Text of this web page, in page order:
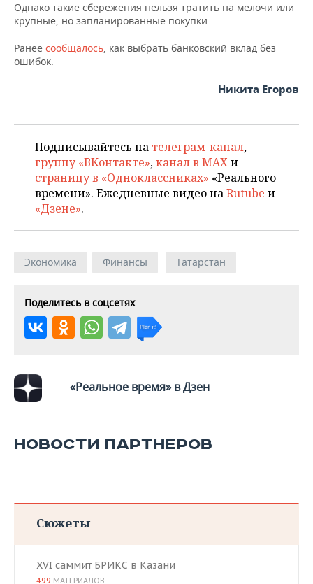
Однако такие сбережения нельзя тратить на мелочи или
крупные, но запланированные покупки.
Ранее сообщалось, как выбрать банковский вклад без
ошибок.
Никита Егоров
Подписывайтесь на телеграм-канал,
группу «ВКонтакте»,канал в MAXи
страницу в «Одноклассниках» «Реального
времени». Ежедневные видео наRutube и
«Дзене».
Экономика Финансы Татарстан
Поделитесь в соцсетях
«Реальное время» в Дзен
НОВОСТИ ПАРТНЕРОВ
Сюжеты
XVI саммит БРИКС в Казани
499 МАТЕРИАЛОВ